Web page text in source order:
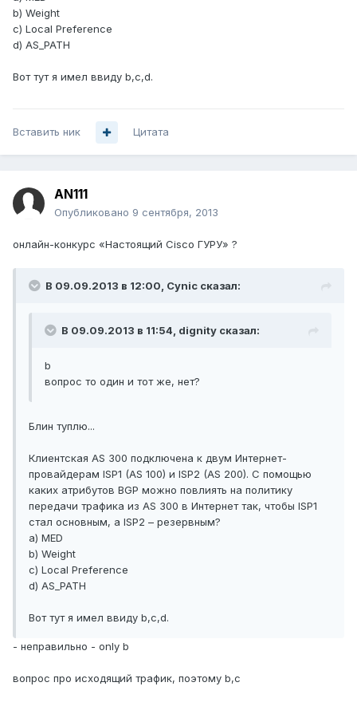
b) Weight
c) Local Preference
d) AS_PATH
Вот тут я имел ввиду b,c,d.
Вставить ник Цитата
AN111
Опубликовано 9 сентября, 2013
онлайн-конкурс «Настоящий Cisco ГУРУ» ?
В 09.09.2013 в 12:00, Cynic сказал:
В 09.09.2013 в 11:54, dignity сказал:
b
вопрос то один и тот же, нет?
Блин туплю...
Клиентская AS 300 подключена к двум Интернет-
провайдерам ISP1 (AS 100) и ISP2 (AS 200). С помощью
каких атрибутов BGP можно повлиять на политику
передачи трафика из AS 300 в Интернет так, чтобы ISP1
стал основным, а ISP2 – резервным?
а) MED
b) Weight
c) Local Preference
d) AS_PATH
Вот тут я имел ввиду b,c,d.
- неправильно - only b
вопрос про исходящий трафик, поэтому b,c